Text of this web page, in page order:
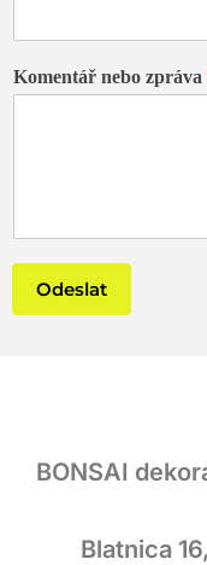
Komentář nebo zpráva
Odeslat
BONSAI
Blatnica